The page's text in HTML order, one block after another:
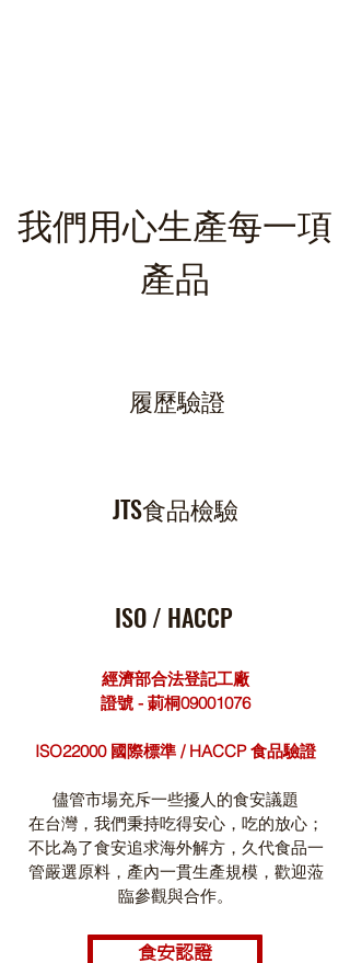
我們用心生產每一項
產品
履歷驗證
JTS食品檢驗
ISO / HACCP
經濟部合法登記工廠
證號 - 莿桐09001076
ISO22000 國際標準 / HACCP 食品驗證
儘管市場充斥一些擾人的食安議題
在台灣，我們秉持吃得安心，吃的放心；
不比為了食安追求海外解方，久代食品一
管嚴選原料，產內一貫生產規模，歡迎蒞
臨參觀與合作。
食安認證